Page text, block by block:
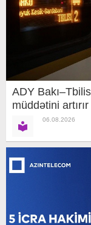
ADY
müddətini artırır
06.08.2026